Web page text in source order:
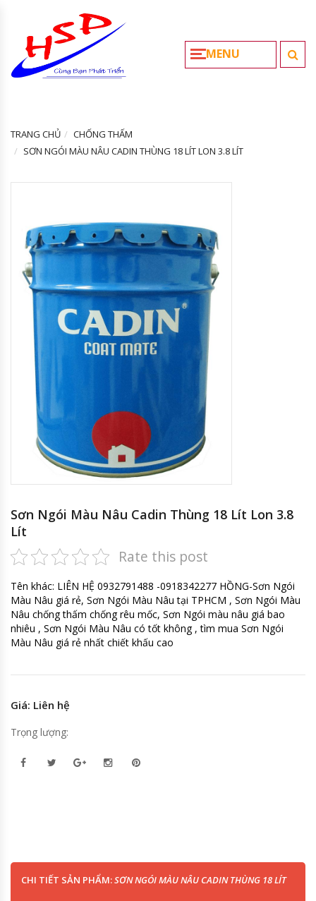
MENU
TRANG CHỦ
CHỐNG THẤM
SƠN NGÓI MÀU NÂU CADIN THÙNG 18 LÍT LON 3.8 LÍT
Sơn Ngói Màu Nâu Cadin Thùng 18 Lít Lon 3.8
Lít
Rate this post
Tên khác: LIÊN HỆ 0932791488 -0918342277 HỒNG-Sơn Ngói
Màu Nâu giá rẻ, Sơn Ngói Màu Nâu tại TPHCM , Sơn Ngói Màu
Nâu chống thấm chống rêu mốc, Sơn Ngói màu nâu giá bao
nhiêu , Sơn Ngói Màu Nâu có tốt không , tìm mua Sơn Ngói
Màu Nâu giá rẻ nhất chiết khấu cao
Giá: Liên hệ
Trọng lượng:
CHI TIẾT SẢN PHẨM:SƠN NGÓI MÀU NÂU CADIN THÙNG 18 LÍT